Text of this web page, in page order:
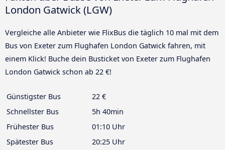
London Gatwick (LGW)
Vergleiche alle Anbieter wie FlixBus die täglich 10 mal mit dem
Bus von Exeter zum Flughafen London Gatwick fahren, mit
einem Klick! Buche dein Busticket von Exeter zum Flughafen
London Gatwick schon ab 22 €!
Günstigster Bus
22 €
Schnellster Bus
5h 40min
Frühester Bus
01:10 Uhr
Spätester Bus
20:25 Uhr